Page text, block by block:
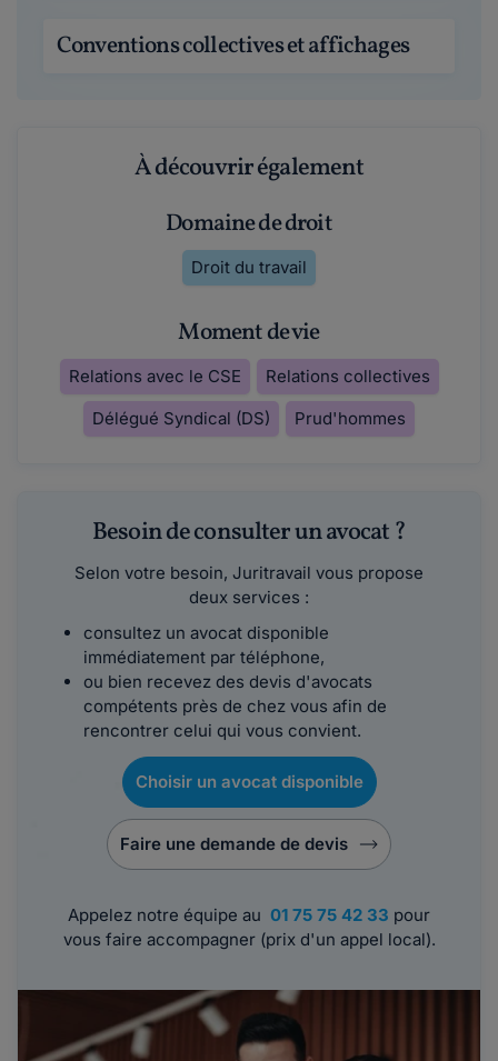
Conventions collectives et affichages
À découvrir également
Domaine de droit
Droit du travail
Moment de vie
Relations avec le CSE
Relations collectives
Délégué Syndical (DS)
Prud'hommes
Besoin de consulter un avocat ?
Selon votre besoin, Juritravail vous propose
deux services :
consultez un avocat disponible
immédiatement par téléphone,
ou bien recevez des devis d'avocats
compétents près de chez vous afin de
rencontrer celui qui vous convient.
Choisir un avocat disponible
Faire une demande de devis
Appelez notre équipe au 01 75 75 42 33 pour
vous faire accompagner (prix d'un appel local).